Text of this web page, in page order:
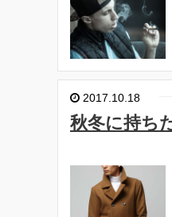
2017.10.18
秋冬に持ち